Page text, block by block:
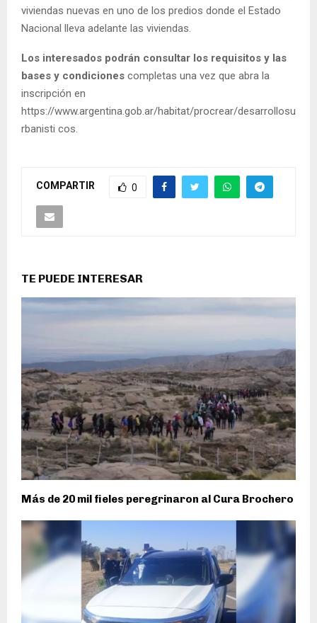
viviendas nuevas en uno de los predios donde el Estado
Nacional lleva adelante las viviendas.
Los interesados podrán consultar los requisitos y las
bases y condiciones completas una vez que abra la
inscripción en
https://www.argentina.gob.ar/habitat/procrear/desarrollosu
rbanisti cos.
COMPARTIR 0
TE PUEDE INTERESAR
Más de 20 mil fieles peregrinaron al Cura Brochero